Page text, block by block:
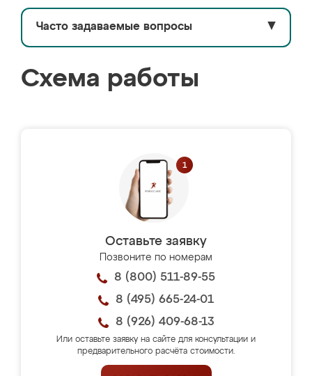
Часто задаваемые вопросы ▼
Схема работы
Оставьте заявку
Позвоните по номерам
8 (800) 511-89-55
8 (495) 665-24-01
8 (926) 409-68-13
Или оставьте заявку на сайте для консультации и
предварительного расчёта стоимости.